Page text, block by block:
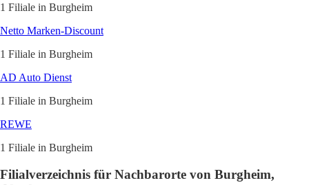
1 Filiale in Burgheim
Netto Marken-Discount
1 Filiale in Burgheim
AD Auto Dienst
1 Filiale in Burgheim
REWE
1 Filiale in Burgheim
Filialverzeichnis für Nachbarorte von Burgheim,